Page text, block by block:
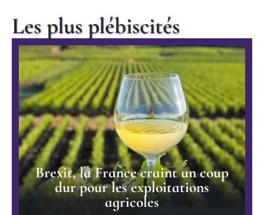
Les plus plébiscités
Brexit, la France craint un coup
dur pour les exploitations
agricoles